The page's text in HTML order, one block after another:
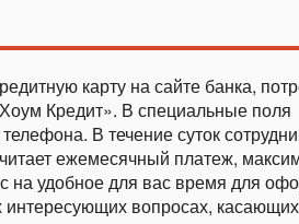
карту на сайте банка,
Кредит». В специальные поля
В течение суток
ежемесячный платеж,
удобное для вас время для
вопросах,